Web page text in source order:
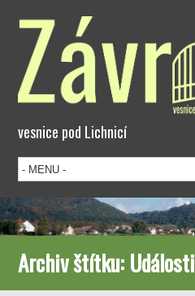
vesnice pod Lichnicí
Archiv štítku: Události